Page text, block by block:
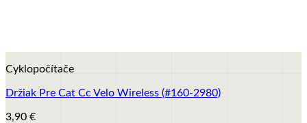
Cyklopočítače
Držiak Pre Cat Cc Velo Wireless (#160-2980)
3,90 €